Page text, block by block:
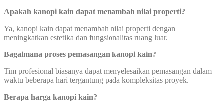
Apakah kanopi kain dapat menambah nilai properti?
Ya, kanopi kain dapat menambah nilai properti dengan
meningkatkan estetika dan fungsionalitas ruang luar.
Bagaimana proses pemasangan kanopi kain?
Tim profesional biasanya dapat menyelesaikan pemasangan dalam
waktu beberapa hari tergantung pada kompleksitas proyek.
Berapa harga kanopi kain?